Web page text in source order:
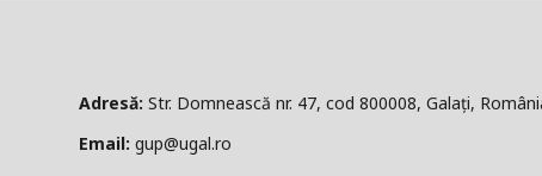
Str. Domnească nr. 47, cod 800008, Galați,
gup@ugal.ro